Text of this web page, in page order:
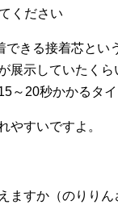
ください
できる接着芯とい
展示していたく
～20秒かかるタ
やすいですよ。
ますか（のりりん